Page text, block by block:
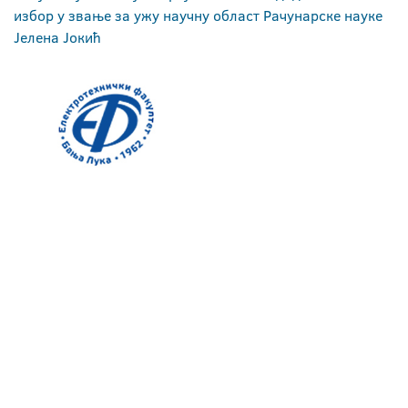
избор у звање за ужу научну област Рачунарске науке
Јелена Јокић